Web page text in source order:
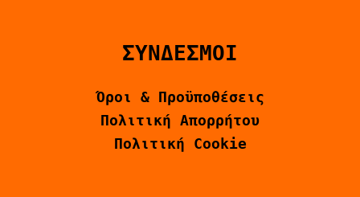
ΣΥΝΔΕΣΜΟΙ
Όροι & Προϋποθέσεις
Πολιτική Απορρήτου
Πολιτική Cookie